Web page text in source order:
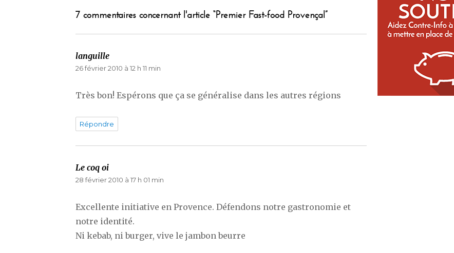
7 commentaires concernant l'article “Premier Fast-food Provençal”
languille
26 février 2010 à 12 h 11 min
Très bon! Espérons que ça se généralise dans les autres régions
Répondre
Le coq oi
28 février 2010 à 17 h 01 min
Excellente initiative en Provence. Défendons notre gastronomie et
notre identité.
Ni kebab, ni burger, vive le jambon beurre